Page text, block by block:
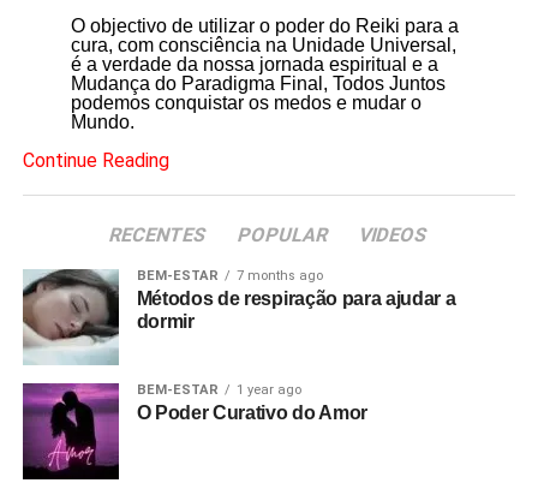
O objectivo de utilizar o poder do Reiki para a
cura, com consciência na Unidade Universal,
é a verdade da nossa jornada espiritual e a
Mudança do Paradigma Final, Todos Juntos
podemos conquistar os medos e mudar o
Mundo.
Continue Reading
RECENTES POPULAR VIDEOS
BEM-ESTAR 7 months ago
Métodos de respiração para ajudar a
dormir
BEM-ESTAR 1 year ago
O Poder Curativo do Amor